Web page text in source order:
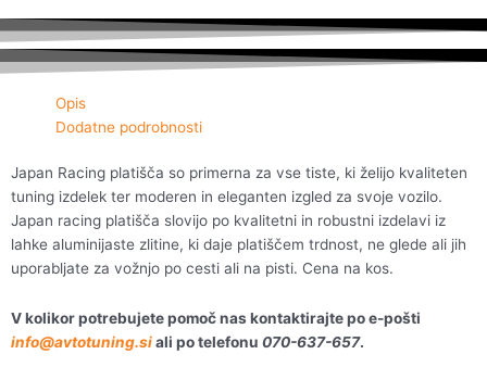
ET40
5x112/114
Hiper
količina
Opis
Dodatne podrobnosti
Japan Racing platišča so primerna za vse tiste, ki želijo kvaliteten
tuning izdelek ter moderen in eleganten izgled za svoje vozilo.
Japan racing platišča slovijo po kvalitetni in robustni izdelavi iz
lahke aluminijaste zlitine, ki daje platiščem trdnost, ne glede ali jih
uporabljate za vožnjo po cesti ali na pisti. Cena na kos.
V kolikor potrebujete pomoč nas kontaktirajte po e-pošti
info@avtotuning.siali po telefonu 070-637-657.